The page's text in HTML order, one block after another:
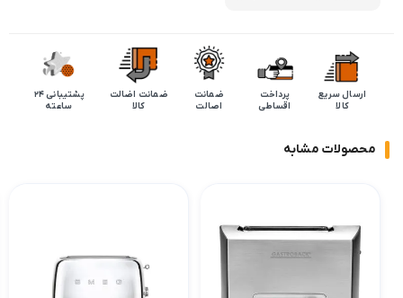
ارسال سریع
کالا
پرداخت
اقساطی
ضمانت
اصالت
ضمانت اضالت
کالا
پشتیبانی 24
ساعته
محصولات مشابه